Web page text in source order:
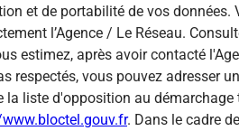
et de portabilité de vos données.
l’Agence / Le Réseau.
estimez, après avoir contacté
respectés, vous pouvez adresser
la liste d'opposition au démarchage
. Dans le cadre